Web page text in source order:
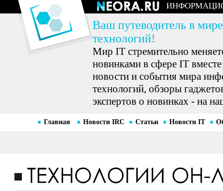
Ваш путеводитель в
технологий!
Мир IT стремительно
новинками в сфере IT
новости и события мира
технологий, обзоры
экспертов о новинках - на
Главная Новости IRC Статьи Новости IT